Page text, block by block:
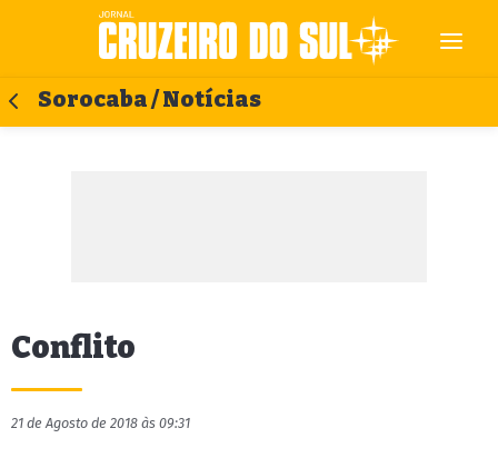
Sorocaba / Notícias
Conflito
21 de Agosto de 2018 às 09:31